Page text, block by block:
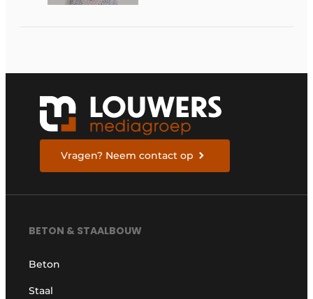
Vragen? Neem contact op
BETON & STAALBOUW
Beton
Staal